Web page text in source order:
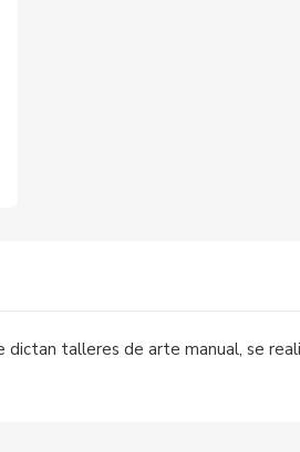
talleres de arte manual, se